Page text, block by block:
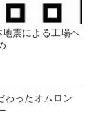
震による工場へ
ったオムロン